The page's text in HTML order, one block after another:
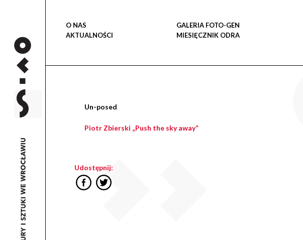
O NAS
AKTUALNOŚCI
GALERIA FOTO-GEN
MIESIĘCZNIK ODRA
Un-posed
Piotr Zbierski „Push the sky away”
Udostępnij: